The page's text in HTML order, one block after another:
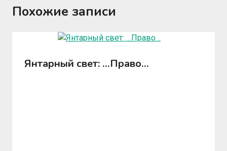
Похожие записи
Янтарный свет: …Право…